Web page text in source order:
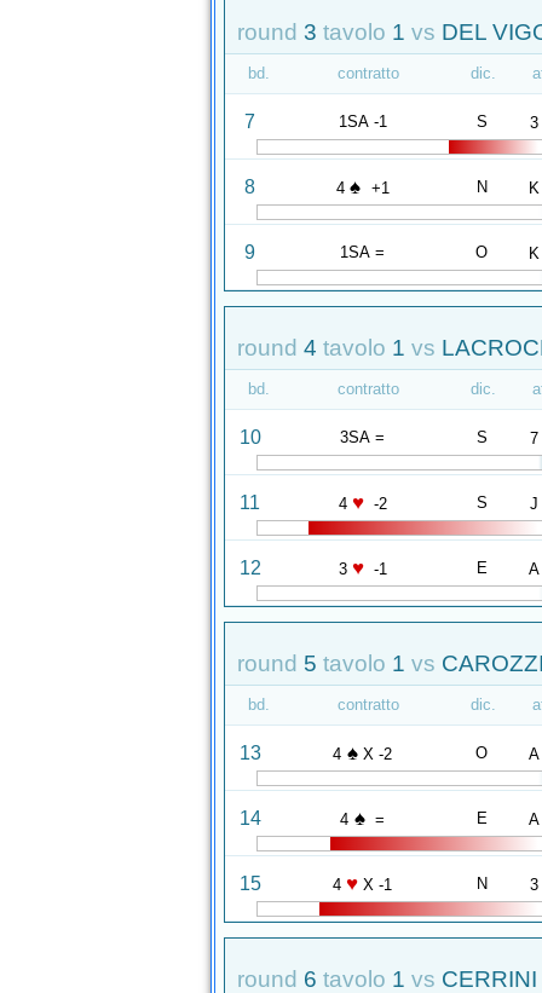
round 3 tavolo 1 vs DEL
bd. contratto dic.
7 1SA -1 S 3
8 4 ♠ +1 N K
9 1SA = O K
round 4 tavolo 1 vs
bd. contratto dic.
10 3SA = S 7
11 4 ♥ -2 S J
12 3 ♥ -1 E A
round 5 tavolo 1 vs
bd. contratto dic.
13 4 ♠ X -2 O A
14 4 ♠ = E A
15 4 ♥ X -1 N 3
round 6 tavolo 1 vs